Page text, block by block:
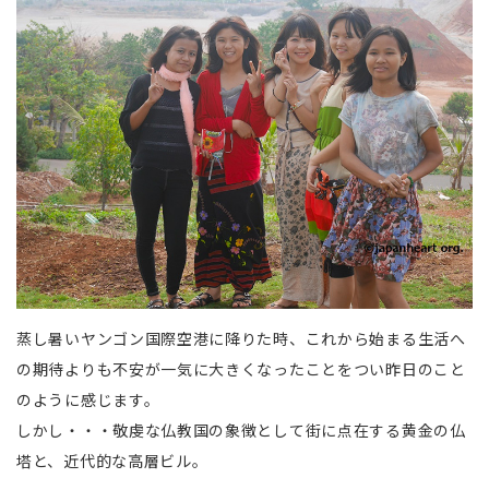
蒸し暑いヤンゴン国際空港に降りた時、これから始まる生活へ
の期待よりも不安が一気に大きくなったことをつい昨日のこと
のように感じます。
しかし・・・敬虔な仏教国の象徴として街に点在する黄金の仏
塔と、近代的な高層ビル。